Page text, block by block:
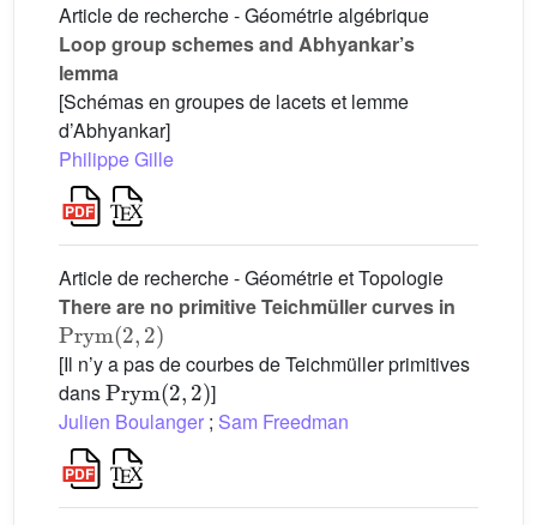
Article de recherche - Géométrie algébrique
Loop group schemes and Abhyankar’s
lemma
[Schémas en groupes de lacets et lemme
d’Abhyankar]
Philippe Gille
Article de recherche - Géométrie et Topologie
There are no primitive Teichmüller curves in
Prym(2,2)
[Il n’y a pas de courbes de Teichmüller primitives
dans
Prym(2,2)
]
Julien Boulanger ; Sam Freedman